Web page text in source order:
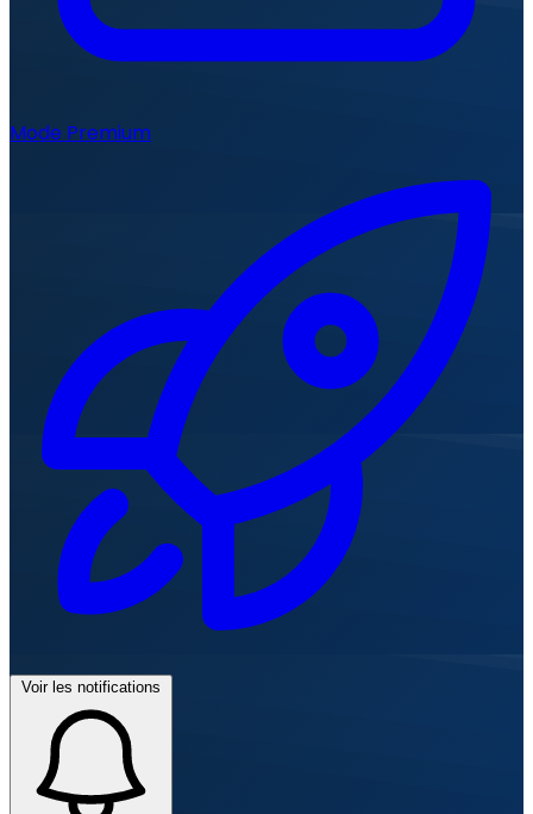
Mode Premium
Voir les notifications